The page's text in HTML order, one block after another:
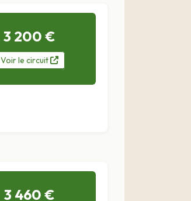
3 200 €
Voirle circuit
3 460 €